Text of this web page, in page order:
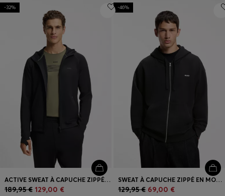
-32%
ACTIVE SWEAT À CAPUCHE ZIPPÉ AVEC LOGO RÉFLÉCHISSANT
189,95 € 129,00 €
-46%
SWEAT À CAPUCHE ZIPPÉ EN MOLLETON DE COTON AVEC LOGO IMPRIMÉ
129,95 € 69,00 €